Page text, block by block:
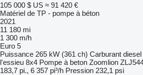
105 000 $ US ≈ 91 420 €
Matériel de TP - pompe à béton
2021
11 180 mi
1 300 m/h
Euro 5
Puissance 265 kW (361 ch) Carburant diesel
l'essieu 8x4 Pompe à beton Zoomlion
183,7 pi., 6 357 pi³/h Pression 232,1 psi